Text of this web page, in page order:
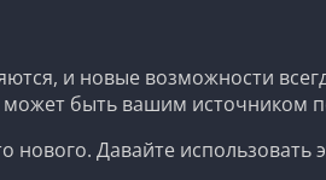
и новые возможности
быть вашим источником
нового. Давайте